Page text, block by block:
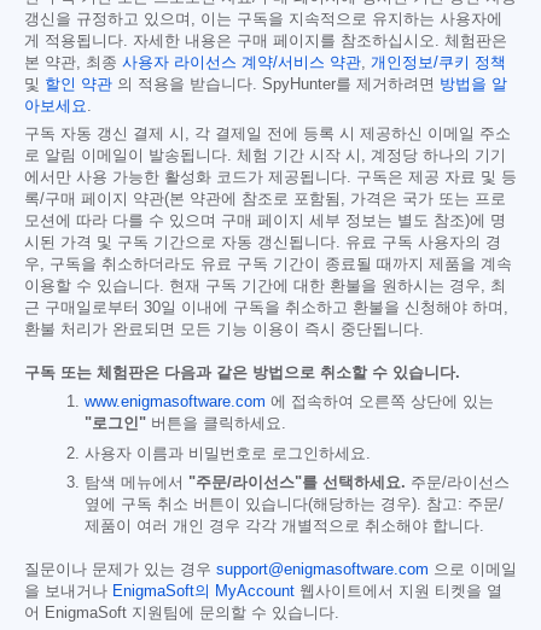
갱신을 규정하고 있으며, 이는 구독을 지속적으로 유지하는 사용자에
게 적용됩니다. 자세한 내용은 구매 페이지를 참조하십시오. 체험판은
본 약관, 최종 사용자 라이선스 계약/서비스 약관, 개인정보/쿠키 정책
및 할인 약관 의 적용을 받습니다. SpyHunter를 제거하려면 방법을 알
아보세요.
구독 자동 갱신 결제 시, 각 결제일 전에 등록 시 제공하신 이메일 주소
로 알림 이메일이 발송됩니다. 체험 기간 시작 시, 계정당 하나의 기기
에서만 사용 가능한 활성화 코드가 제공됩니다. 구독은 제공 자료 및 등
록/구매 페이지 약관(본 약관에 참조로 포함됨, 가격은 국가 또는 프로
모션에 따라 다를 수 있으며 구매 페이지 세부 정보는 별도 참조)에 명
시된 가격 및 구독 기간으로 자동 갱신됩니다. 유료 구독 사용자의 경
우, 구독을 취소하더라도 유료 구독 기간이 종료될 때까지 제품을 계속
이용할 수 있습니다. 현재 구독 기간에 대한 환불을 원하시는 경우, 최
근 구매일로부터 30일 이내에 구독을 취소하고 환불을 신청해야 하며,
환불 처리가 완료되면 모든 기능 이용이 즉시 중단됩니다.
구독 또는 체험판은 다음과 같은 방법으로 취소할 수 있습니다.
www.enigmasoftware.com 에 접속하여 오른쪽 상단에 있는
"로그인" 버튼을 클릭하세요.
사용자 이름과 비밀번호로 로그인하세요.
탐색 메뉴에서 "주문/라이선스"를 선택하세요. 주문/라이선스
옆에 구독 취소 버튼이 있습니다(해당하는 경우). 참고: 주문/
제품이 여러 개인 경우 각각 개별적으로 취소해야 합니다.
질문이나 문제가 있는 경우 support@enigmasoftware.com 으로 이메일
을 보내거나 EnigmaSoft의 MyAccount 웹사이트에서 지원 티켓을 열
어 EnigmaSoft 지원팀에 문의할 수 있습니다.